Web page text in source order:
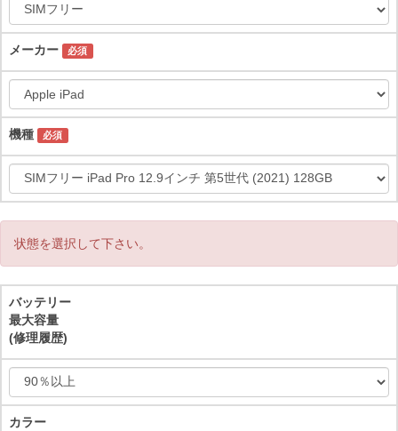
メーカー 必須
機種 必須
状態を選択して下さい。
バッテリー
最大容量
(修理履歴)
カラー